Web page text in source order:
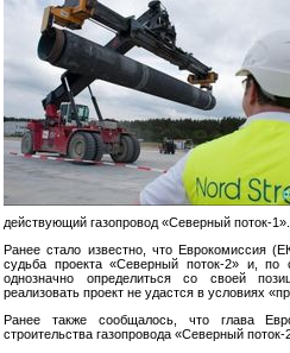
действующий газопровод «Северный поток-1».
Ранее стало известно, что Еврокомиссия
судьба проекта «Северный поток-2» и,
однозначно определиться со своей
реализовать проект не удастся в условиях
Ранее также сообщалось, что глава
строительства газопровода «Северный поток-